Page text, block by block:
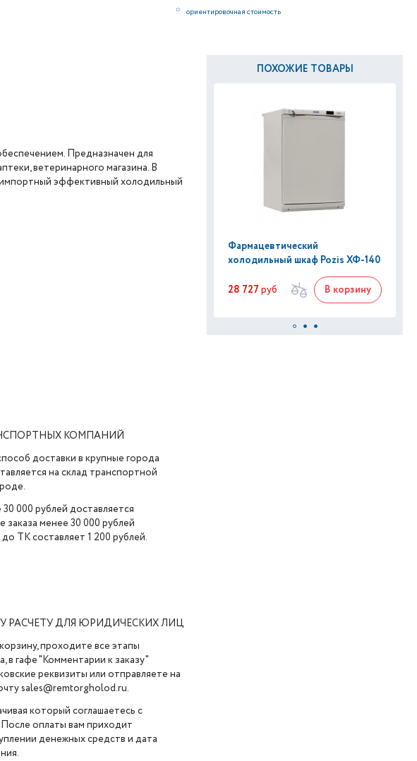
* ориентировочная стоимость
Предназначен для
ветеринарного магазина. В
эффективный холодильный
КОМПАНИЙ
доставки в крупные города
на склад транспортной
000 рублей доставляется
заказа менее 30 000 рублей
ТК составляет 1 200 рублей.
РАСЧЕТУ ДЛЯ ЮРИДИЧЕСКИХ ЛИЦ
проходите все этапы
в гафе "Комментарии к заказу"
реквизиты или отправляете на
sales@remtorgholod.ru.
который соглашаетесь с
оплаты вам приходит
денежных средств и дата
ПОХОЖИЕ ТОВАРЫ
Фармацевтический
холодильный шкаф Pozis ХФ-140
28 727 руб В корзину